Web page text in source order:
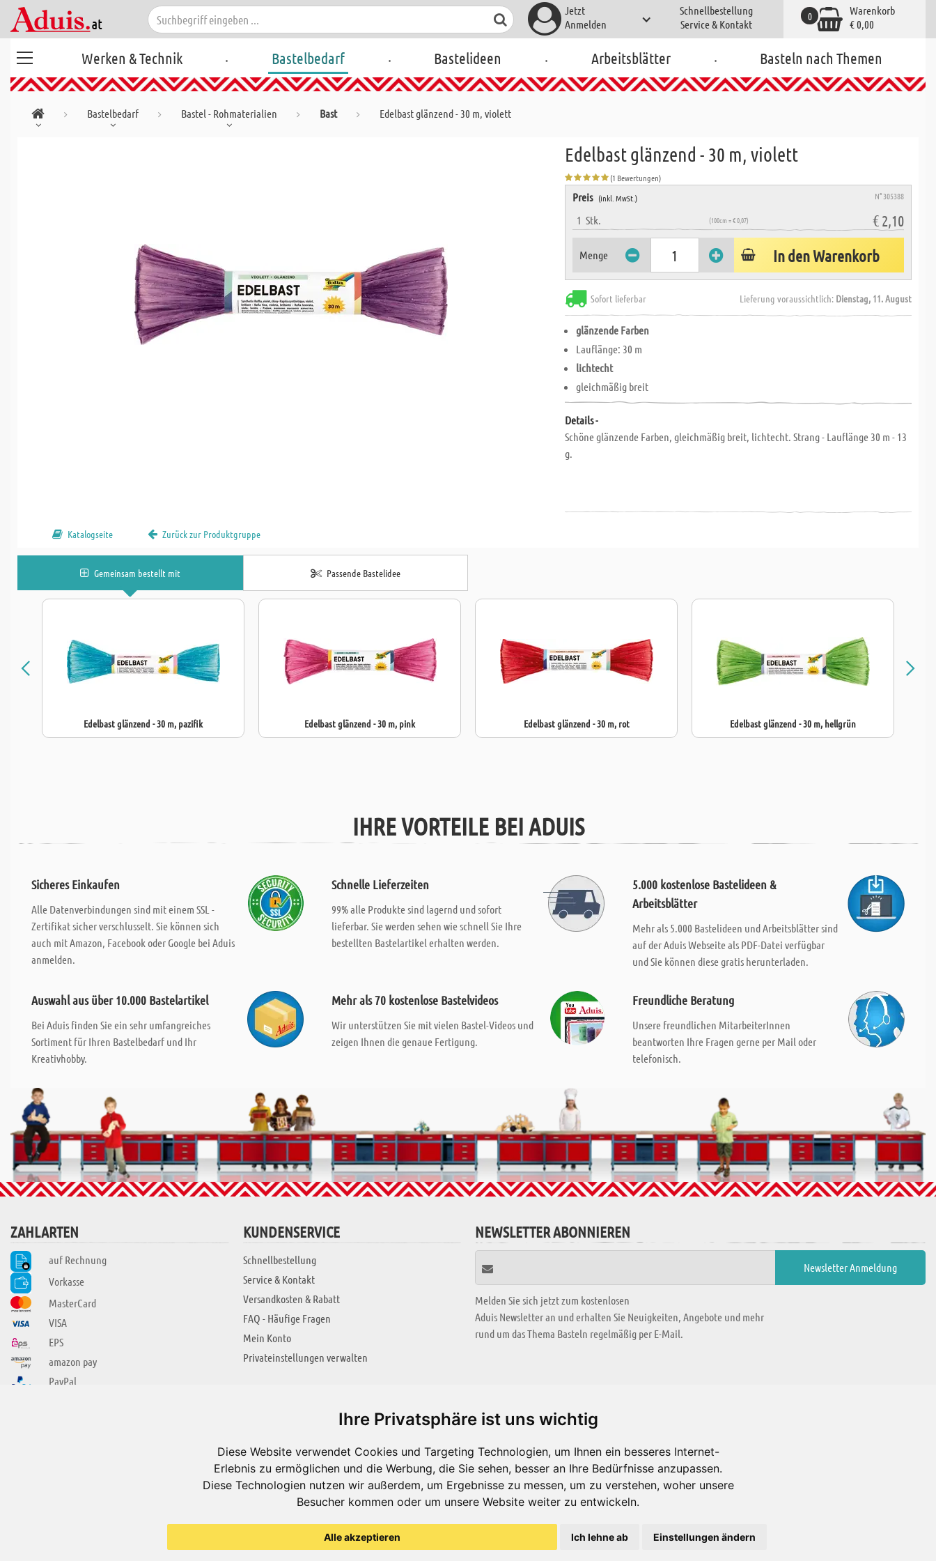
Ihre Privatsphäre ist uns wichtig
Diese Website verwendet Cookies und Targeting Technologien, um Ihnen ein besseres Internet-
Erlebnis zu ermöglichen und die Werbung, die Sie sehen, besser an Ihre Bedürfnisse anzupassen.
Diese Technologien nutzen wir außerdem, um Ergebnisse zu messen, um zu verstehen, woher unsere
Besucher kommen oder um unsere Website weiter zu entwickeln.
Alle akzeptieren Ich lehne ab Einstellungen ändern
Jetzt
Anmelden
Schnellbestellung
Service & Kontakt
Warenkorb
€ 0,00
0
Werken & Technik . Bastelbedarf . Bastelideen . Arbeitsblätter . Basteln nach Themen
Bastelbedarf Bastel - Rohmaterialien Bast Edelbast glänzend - 30 m, violett
Edelbast glänzend - 30 m, violett
(1 Bewertungen)
Preis (inkl. MwSt.) N° 305388
1Stk. (100cm = € 0,07) € 2,10
Menge In den Warenkorb
Sofort lieferbar Lieferung voraussichtlich: Dienstag, 11. August
glänzende Farben
Lauflänge: 30 m
lichtecht
gleichmäßig breit
Details -
Schöne glänzende Farben, gleichmäßig breit, lichtecht. Strang - Lauflänge 30 m - 13
g.
Katalogseite Zurück zur Produktgruppe
Gemeinsam bestellt mit Passende Bastelidee
Edelbast glänzend - 30 m, pazifik Edelbast glänzend - 30 m, pink Edelbast glänzend - 30 m, rot Edelbast glänzend - 30 m, hellgrün
IHRE VORTEILE BEI ADUIS
Sicheres Einkaufen
Alle Datenverbindungen sind mit einem SSL -
Zertifikat sicher verschlusselt. Sie können sich
auch mit Amazon, Facebook oder Google bei Aduis
anmelden.
Schnelle Lieferzeiten
99% alle Produkte sind lagernd und sofort
lieferbar. Sie werden sehen wie schnell Sie Ihre
bestellten Bastelartikel erhalten werden.
5.000 kostenlose Bastelideen &
Arbeitsblätter
Mehr als 5.000 Bastelideen und Arbeitsblätter sind
auf der Aduis Webseite als PDF-Datei verfügbar
und Sie können diese gratis herunterladen.
Auswahl aus über 10.000 Bastelartikel
Bei Aduis finden Sie ein sehr umfangreiches
Sortiment für Ihren Bastelbedarf und Ihr
Kreativhobby.
Mehr als 70 kostenlose Bastelvideos
Wir unterstützen Sie mit vielen Bastel-Videos und
zeigen Ihnen die genaue Fertigung.
Freundliche Beratung
Unsere freundlichen MitarbeiterInnen
beantworten Ihre Fragen gerne per Mail oder
telefonisch.
ZAHLARTEN
auf Rechnung
Vorkasse
MasterCard
VISA
EPS
amazon pay
PayPal
KUNDENSERVICE
Schnellbestellung
Service & Kontakt
Versandkosten & Rabatt
FAQ - Häufige Fragen
Mein Konto
Privateinstellungen verwalten
NEWSLETTER ABONNIEREN
Melden Sie sich jetzt zum kostenlosen
Aduis Newsletter an und erhalten Sie Neuigkeiten, Angebote und mehr
rund um das Thema Basteln regelmäßig per E-Mail.
Jobs
Impressum
Datenschutzerklärung
KREATIV ZONE
Alle Videos
Bastelideen
Arbeitsblätter
Es gibt uns auch in